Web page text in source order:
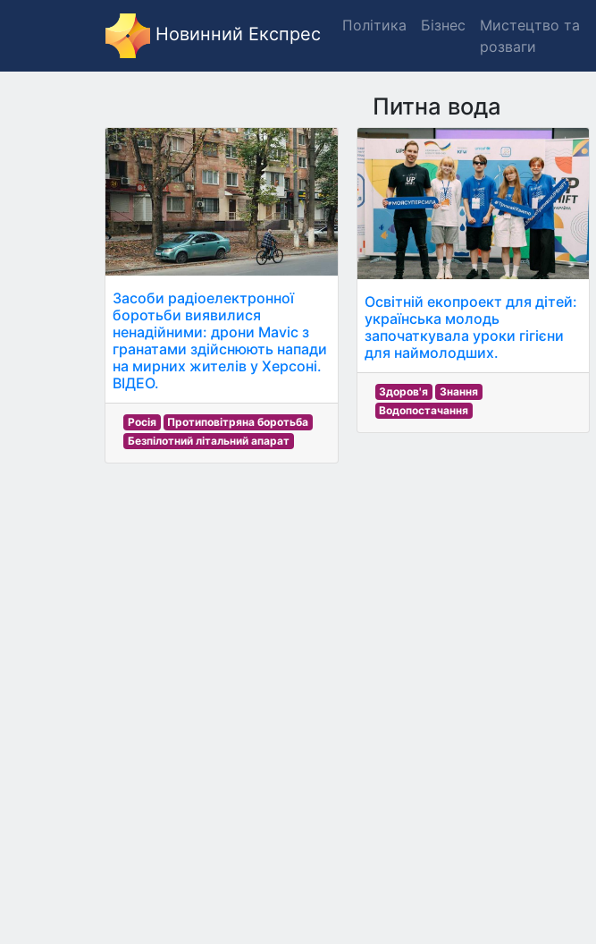
Новинний Експрес Політика Бізнес
Мистецтво та
розваги
Питна вода
Засоби радіоелектронної
боротьби виявилися
ненадійними: дрони Mavic з
гранатами здійснюють напади
на мирних жителів у Херсоні.
ВІДЕО.
Росія
Протиповітряна боротьба
Безпілотний літальний апарат
Освітній екопроект для дітей:
українська молодь
започаткувала уроки гігієни
для наймолодших.
Здоров'я
Знання
Водопостачання